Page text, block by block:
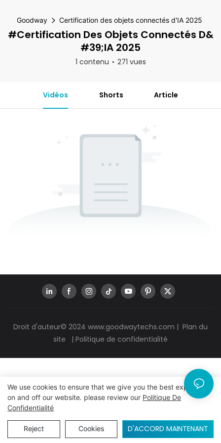
Goodway Certification des objets connectés d'IA 2025
#Certification Des Objets Connectés D&
#39;IA 2025
1 contenu 271 vues
Vidéos Shorts Article
Droit d'auteur© 2024 www.goodwaytechs.com | Plan du
site
| Politique de confidentialité
We use cookies to ensure that we give you the best experience
on and off our website. please review our Politique De
Confidentialité
Reject Cookies D'ACCORD MAINTENANT